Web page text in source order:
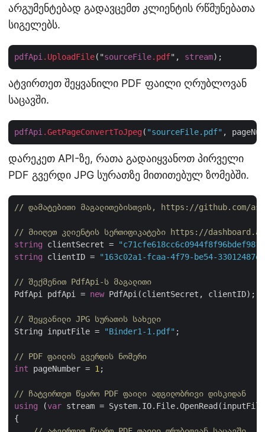
არგუმენტებად გადავცემთ კლიენტის რწმუნებათა
სიგელებს.
pdfApi .UploadFile("sourceFile.pdf", stream
ატვირთეთ შეყვანილი PDF ფაილი ღრუბლოვან
საცავში.
pdfApi .GetPageConvertToJpeg( "sourceFile.pdf" ,
დარეკეთ API-ზე, რათა გადაიყვანოთ პირველი
PDF გვერდი JPG სურათზე მითითებულ ზომებში.
// დამატებითი მაგალითებისთვის, https://github.com/
// მიიღეთ კლიენტის სერთიფიკატები https://
string clientSecret =
string clientID = "163c02a1-fcaa-4f79-be54-
// შექმენით PdfApi-ს მაგალითი
PdfApi pdfApi = new PdfApi(clientSecret, clientID);
// შეყვანილი JPG სურათის სახელი
String inputFile =
"Binder1-1.pdf" ;
// PDF ფაილის გვერდის ნომერი
int pageNumber = 1 ;
// ჩატვირთეთ წყარო PDF ფაილი ადგილობრივი დისკიდან
using (var stream =
{